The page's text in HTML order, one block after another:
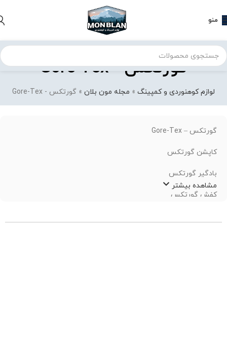
منو
گورتکس - Gore-Tex
لوازم کوهنوردی و کمپینگ » مجله مون بلان » گورتکس - Gore-Tex
گورتکس – Gore-Tex
کاپشن گورتکس
بادگیر گورتکس
کفش گورتکس
مشاهده بیشتر